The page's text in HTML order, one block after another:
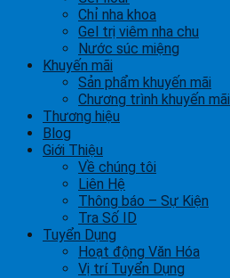
Chỉ nha khoa
Gel trị viêm nha chu
Nước súc miệng
Khuyến mãi
Sản phẩm khuyến mãi
Chương trình khuyến mãi
Thương hiệu
Blog
Giới Thiệu
Về chúng tôi
Liên Hệ
Thông báo – Sự Kiện
Tra Số ID
Tuyển Dụng
Hoạt động Văn Hóa
Vị trí Tuyển Dụng